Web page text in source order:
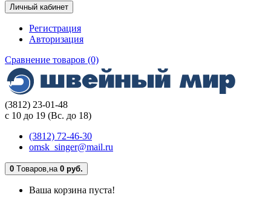
Личный кабинет
Регистрация
Авторизация
Сравнение товаров (0)
(3812) 23-01-48
с 10 до 19 (Вс. до 18)
(3812) 72-46-30
omsk_singer@mail.ru
0 Tоваров,на 0 руб.
Ваша корзина пуста!